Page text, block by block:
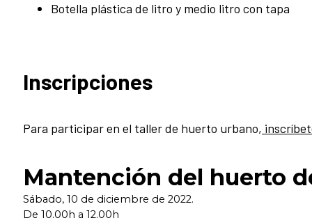
Botella plástica de litro y medio litro con tapa
Inscripciones
Para participar en el taller de huerto urbano,